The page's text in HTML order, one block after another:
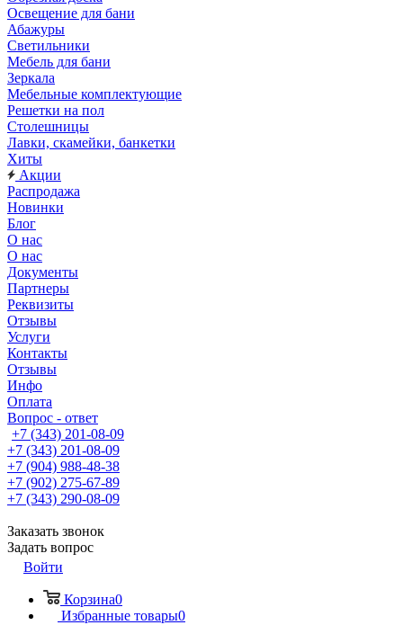
Освещение для бани
Абажуры
Светильники
Мебель для бани
Зеркала
Мебельные комплектующие
Решетки на пол
Столешницы
Лавки, скамейки, банкетки
Хиты
Акции
Распродажа
Новинки
Блог
О нас
О нас
Документы
Партнеры
Реквизиты
Отзывы
Услуги
Контакты
Отзывы
Инфо
Оплата
Вопрос - ответ
+7 (343) 201-08-09
+7 (343) 201-08-09
+7 (904) 988-48-38
+7 (902) 275-67-89
+7 (343) 290-08-09
Заказать звонок
Задать вопрос
Войти
Корзина0
Избранные товары0